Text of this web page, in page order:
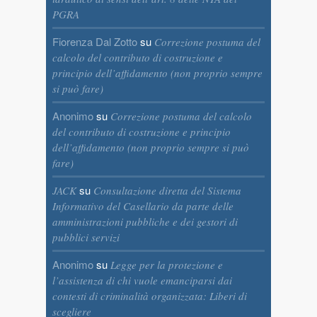
PGRA
Fiorenza Dal Zottosu Correzione postuma del
calcolo del contributo di costruzione e
principio dell’affidamento (non proprio sempre
si può fare)
Anonimosu Correzione postuma del calcolo
del contributo di costruzione e principio
dell’affidamento (non proprio sempre si può
fare)
JACKsu Consultazione diretta del Sistema
Informativo del Casellario da parte delle
amministrazioni pubbliche e dei gestori di
pubblici servizi
Anonimosu Legge per la protezione e
l’assistenza di chi vuole emanciparsi dai
contesti di criminalità organizzata: Liberi di
scegliere